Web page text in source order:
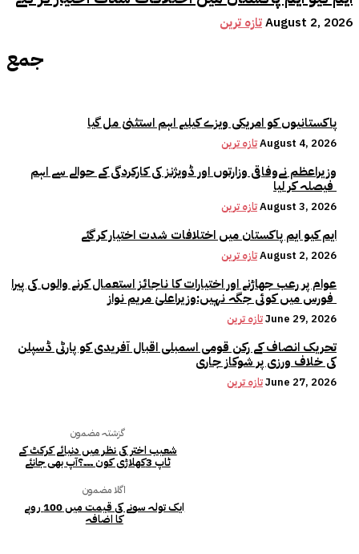
تازہ ترینAugust 2, 2026
جمع
پاکستانیوں کو امریکی ویزے کیلیے اہم استثنیٰ مل گیا
تازہ ترینAugust 4, 2026
وزیراعظم نےوفاقی وزارتوں اور ڈویژنز کی کارکردگی کے حوالے سے اہم
تازہ ترینAugust 3, 2026
ایم کیو ایم پاکستان میں اختلافات شدت اختیار کر گئے
تازہ ترینAugust 2, 2026
عوام پر رعب جھاڑنے اور اختیارات کا ناجائز استعمال کرنے والوں کی پیرا
تازہ ترینJune 29, 2026
تحریک انصاف کے رکن قومی اسمبلی اقبال آفریدی کو پارٹی ڈسپلن
کی خلاف ورزی پر شوکاز جاری
تازہ ترینJune 27, 2026
گزشتہ مضمون
شعیب اختر کی نظر میں دنیائے کرکٹ کے
ٹاپ 3کھلاڑی کون ۔۔۔؟آپ بھی جانئے
اگلا مضمون
ایک تولہ سونے کی قیمت میں 100 روپے
کا اضافہ